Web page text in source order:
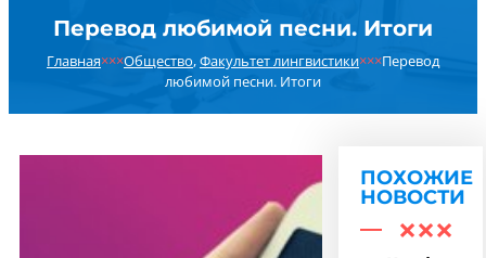
СТУДЕНТУ
ДОПОБРАЗОВАНИЕ
РЕЗУЛЬТАТ ПОИСКА:
Перевод любимой песни. Итоги
Главная×××Общество,Факультет лингвистики×××Перевод
любимой песни. Итоги
ПОХОЖИЕ
НОВОСТИ